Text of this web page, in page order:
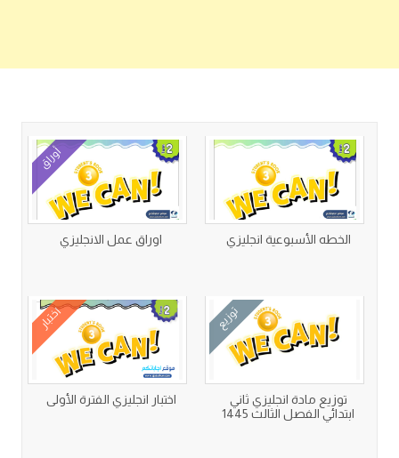
الخطه الأسبوعية انجليزي
أوراق
اوراق عمل الانجليزي
توزيع
توزيع مادة انجليزي ثاني
ابتدائي الفصل الثالث 1445
اختبار
اختبار انجليزي الفترة الأولى